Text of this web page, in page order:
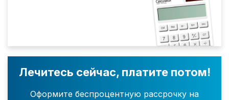
Лечитесь сейчас, платите потом!
Оформите беспроцентную рассрочку на